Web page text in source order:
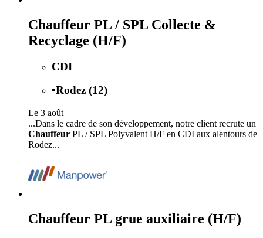
Chauffeur PL / SPL Collecte &
Recyclage (H/F)
CDI
•Rodez (12)
Le 3 août
...Dans le cadre de son développement, notre client recrute un
Chauffeur PL / SPL Polyvalent H/F en CDI aux alentours de
Rodez...
Chauffeur PL grue auxiliaire (H/F)